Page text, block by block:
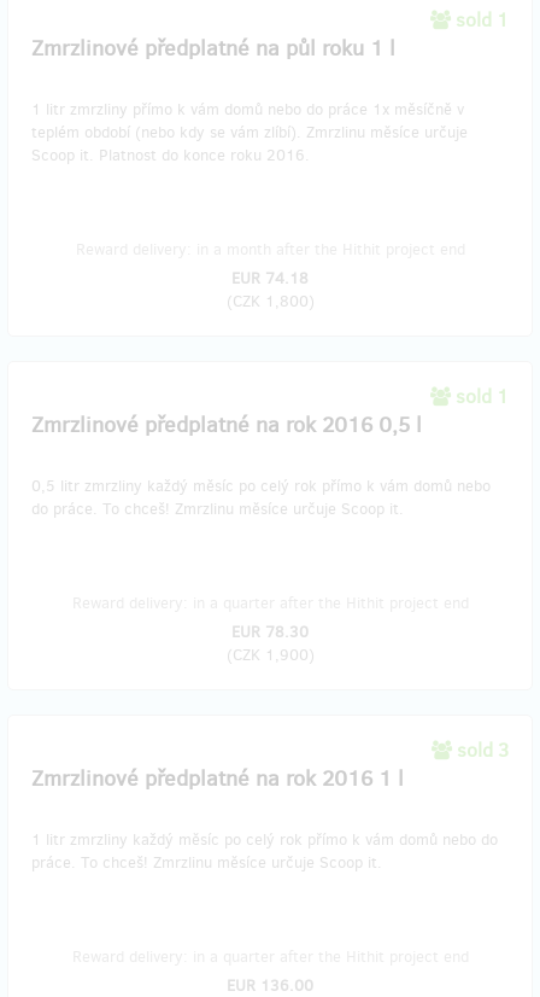
sold 1
Zmrzlinové předplatné na půl roku 1 l
1 litr zmrzliny přímo k vám domů nebo do práce 1x měsíčně v
teplém období (nebo kdy se vám zlíbí). Zmrzlinu měsíce určuje
Scoop it. Platnost do konce roku 2016.
EUR 74.18
(CZK 1,800)
sold 1
Zmrzlinové předplatné na rok 2016 0,5 l
0,5 litr zmrzliny každý měsíc po celý rok přímo k vám domů nebo
do práce. To chceš! Zmrzlinu měsíce určuje Scoop it.
EUR 78.30
(CZK 1,900)
sold 3
Zmrzlinové předplatné na rok 2016 1 l
1 litr zmrzliny každý měsíc po celý rok přímo k vám domů nebo do
práce. To chceš! Zmrzlinu měsíce určuje Scoop it.
EUR 136.00